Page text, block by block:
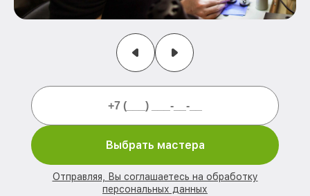
Выбрать мастера
Отправляя, Вы соглашаетесь на обработку
персональных данных